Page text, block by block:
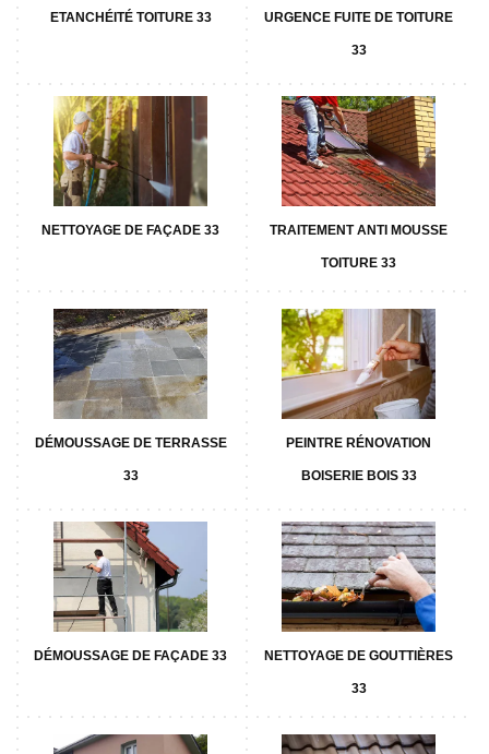
ETANCHÉITÉ TOITURE 33 URGENCE FUITE DE TOITURE
33
NETTOYAGE DE FAÇADE 33 TRAITEMENT ANTI MOUSSE
TOITURE 33
DÉMOUSSAGE DE TERRASSE
33
PEINTRE RÉNOVATION
BOISERIE BOIS 33
DÉMOUSSAGE DE FAÇADE 33 NETTOYAGE DE GOUTTIÈRES
33